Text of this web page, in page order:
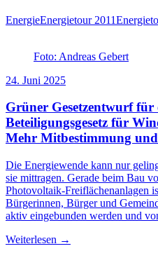
EnergieEnergietour 2011
Foto: Andreas Gebert
24. Juni 2025
Grüner Gesetzentwurf für
Beteiligungsgesetz für
Mehr Mitbestimmung
Die Energiewende kann nur
sie mittragen. Gerade beim Bau
Photovoltaik-Freiflächenanlagen
Bürgerinnen, Bürger und
aktiv eingebunden werden und
Weiterlesen →